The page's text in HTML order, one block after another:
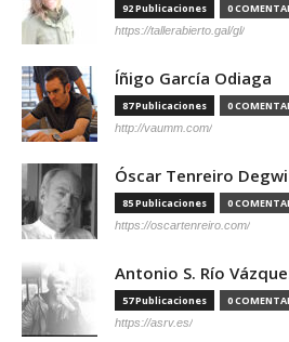
92 Publicaciones 0
https://tallerabierto.gal/gl/
Íñigo García Odiaga
87 Publicaciones 0
http://vaumm.com/
Óscar Tenreiro
85 Publicaciones 0
https://oscartenreiro.com/
Antonio S. Río
57 Publicaciones 0
https://asrv.es/